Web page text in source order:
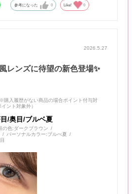
クやくすみピンクメイクとぜひ合わせ
参考になった 0 Like! 0
2026.5.27
レンズに待望の新色登場✨
購入履歴がない商品の場合ポイント付与対
ント対象外）
/奥目/ブルベ夏
の色:ダークブラウン
パーソナルカラー:ブルべ夏